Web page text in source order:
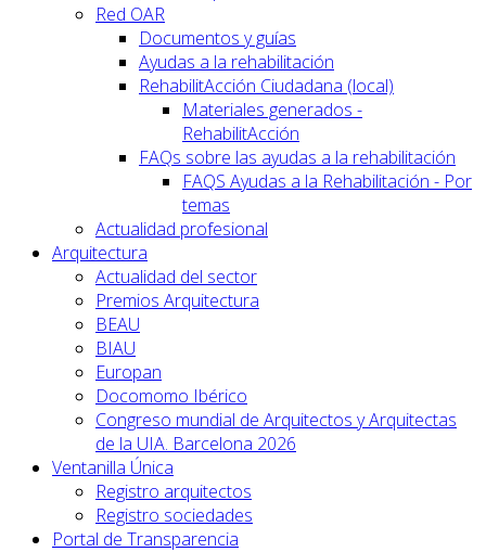
Red OAR
Documentos y guías
Ayudas a la rehabilitación
RehabilitAcción Ciudadana (local)
Materiales generados -
RehabilitAcción
FAQs sobre las ayudas a la rehabilitación
FAQS Ayudas a la Rehabilitación - Por
temas
Actualidad profesional
Arquitectura
Actualidad del sector
Premios Arquitectura
BEAU
BIAU
Europan
Docomomo Ibérico
Congreso mundial de Arquitectos y Arquitectas
de la UIA. Barcelona 2026
Ventanilla Única
Registro arquitectos
Registro sociedades
Portal de Transparencia